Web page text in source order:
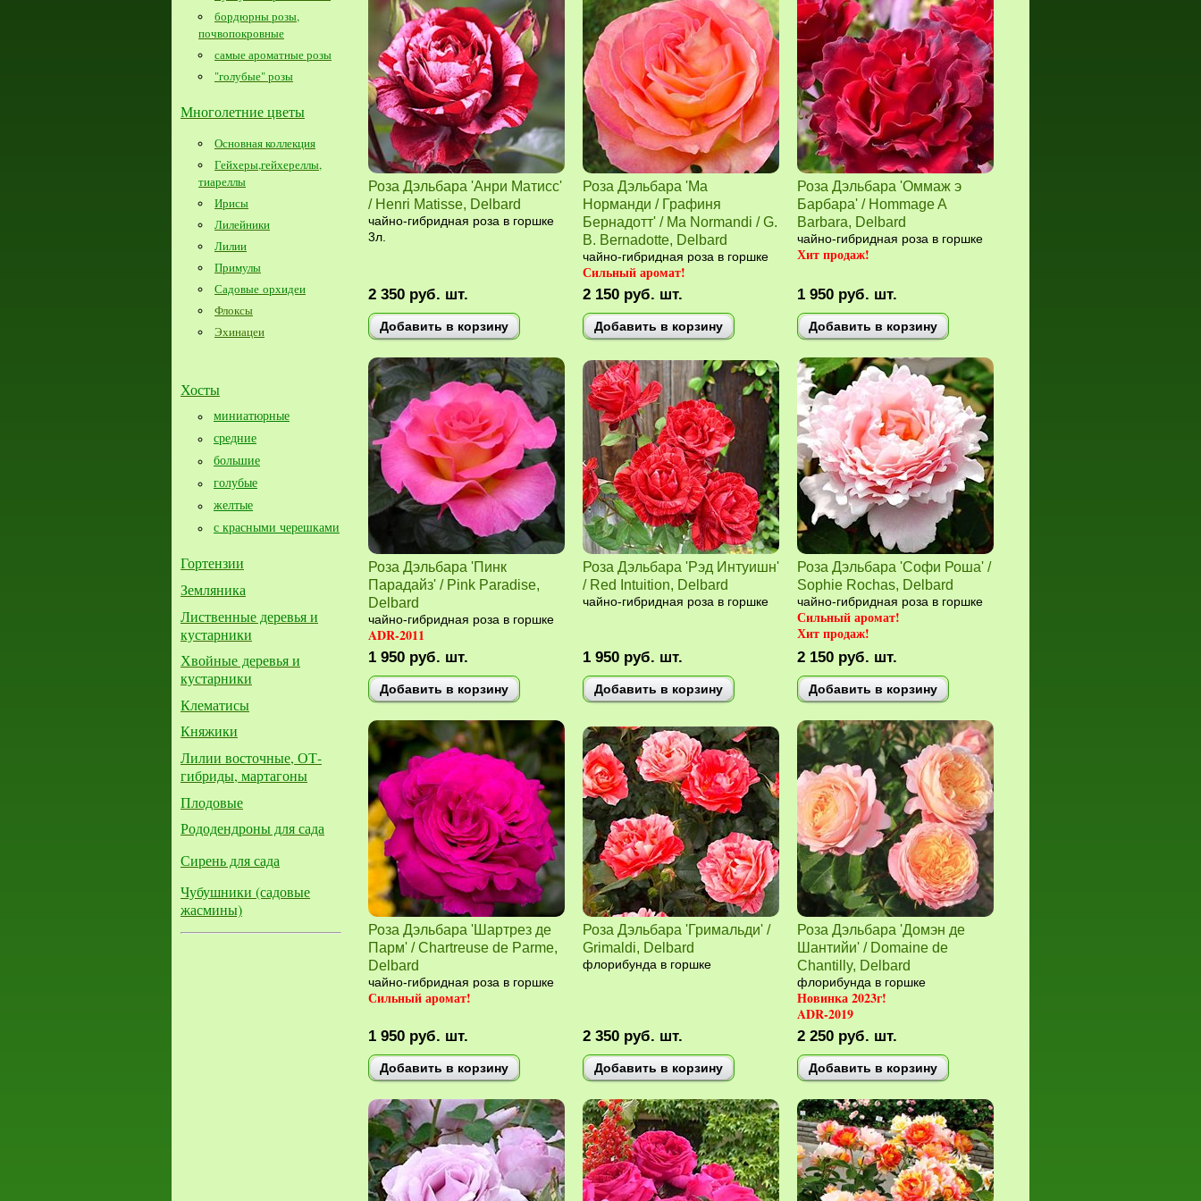
бордюрны розы,
почвопокровные
самые ароматные розы
"голубые" розы
Многолетние цветы
Основная коллекция
Гейхеры,гейхереллы,
тиареллы
Ирисы
Лилейники
Лилии
Примулы
Садовые орхидеи
Флоксы
Эхинацеи
Хосты
миниатюрные
средние
большие​
голубые
желтые
с красными черешками
Гортензии
Земляника
Лиственные деревья и
кустарники
Хвойные деревья и
кустарники
Клематисы
Княжики
Лилии восточные, ОТ-
гибриды, мартагоны
Плодовые
Рододендроны для сада
Сирень для сада
Чубушники (садовые
жасмины)
Роза Дэльбара 'Анри Матисс'
/ Henri Matisse, Delbard
чайно-гибридная роза в горшке
3л.
2 350 руб. шт.
Добавить в корзину
Роза Дэльбара 'Ма
Норманди / Графиня
Бернадотт' / Ma Normandi / G.
B. Bernadotte, Delbard
чайно-гибридная роза в горшке
Сильный аромат!
2 150 руб. шт.
Добавить в корзину
Роза Дэльбара 'Оммаж э
Барбара' / Hommage A
Barbara, Delbard
чайно-гибридная роза в горшке
Хит продаж!
1 950 руб. шт.
Добавить в корзину
Роза Дэльбара 'Пинк
Парадайз' / Pink Paradise,
Delbard
чайно-гибридная роза в горшке
ADR-2011
1 950 руб. шт.
Добавить в корзину
Роза Дэльбара 'Рэд Интуишн'
/ Red Intuition, Delbard
чайно-гибридная роза в горшке
1 950 руб. шт.
Добавить в корзину
Роза Дэльбара 'Софи Роша' /
Sophie Rochas, Delbard
чайно-гибридная роза в горшке
Сильный аромат!
Хит продаж!
2 150 руб. шт.
Добавить в корзину
Роза Дэльбара 'Шартрез де
Парм' / Chartreuse de Parme,
Delbard
чайно-гибридная роза в горшке
Сильный аромат!
1 950 руб. шт.
Добавить в корзину
Роза Дэльбара 'Гримальди' /
Grimaldi, Delbard
флорибунда в горшке
2 350 руб. шт.
Добавить в корзину
Роза Дэльбара 'Домэн де
Шантийи' / Domaine de
Chantilly, Delbard
флорибунда в горшке
Новинка 2023г!
ADR-2019
2 250 руб. шт.
Добавить в корзину